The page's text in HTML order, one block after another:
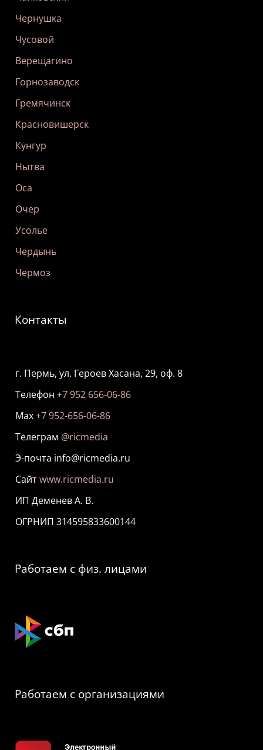
Чернушка
Чусовой
Верещагино
Горнозаводск
Гремячинск
Красновишерск
Кунгур
Нытва
Оса
Очер
Усолье
Чердынь
Чермоз
Контакты
г. Пермь, ул. Героев Хасана, 29, оф. 8
Телефон +7 952 656-06-86
Мах+7 952-656-06-86
Телеграм @ricmedia
Э-почта info@ricmedia.ru
Сайтwww.ricmedia.ru
ИП Деменев А. В.
ОГРНИП 314595833600144
Работаем с физ. лицами
Работаем с организациями